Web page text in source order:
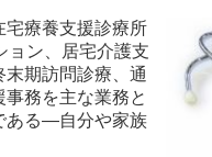
宅療養支援診療所
ョン、居宅介護支
期訪問診療、通
務を主な業務と
ある―自分や家族